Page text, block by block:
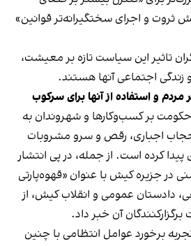
ثروت و اجرای سختگیرانه‌تر قوانین»
تاثیر این سیاست‌ تازه بر معیشت،
اجتماعی آنها هستند.
و استفاده از آنها برای سرکوب
بر کسب‌وکارها و شهروندان به
اجباری، رقص و سرو مشروبات
کرده است. از جمله، در پی انتشار
در جزیره کیش با عنوان «قهوه‌پارتی
دادستان عمومی و انقلاب کیش، از
آن خبر داد.
برخورد عوامل انتظامی با چنین